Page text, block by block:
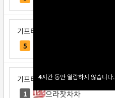
4시간 동안 열람하지 않습니다.
4시간 동안 열람하지 않습니다.
기프티콘 교환신청
5
기프티콘 교환신청
1 으라찻차차